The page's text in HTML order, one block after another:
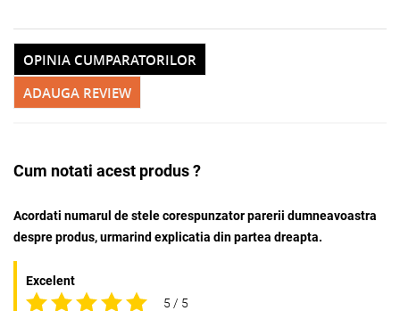
ADAUGA REVIEW
OPINIA CUMPARATORILOR
Cum notati acest produs ?
Acordati numarul de stele corespunzator parerii dumneavoastra
despre produs, urmarind explicatia din partea dreapta.
Excelent
5 / 5
Adauga la favorite